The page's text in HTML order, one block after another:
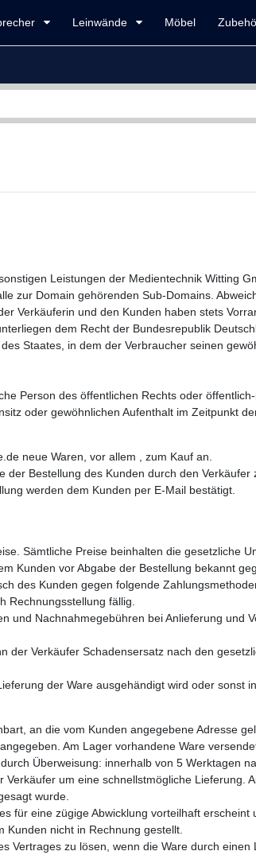
Leinwände Möbel
Leistungen der Medientechnik Witting
zur Domain gehörenden Sub-Domains.
Verkäuferin und den Kunden haben stets
dem Recht der Bundesrepublik
Staates, in dem der Verbraucher seinen
Person des öffentlichen Rechts oder
oder gewöhnlichen Aufenthalt im Zeitpunkt
neue Waren, vor allem , zum Kauf an.
Bestellung des Kunden durch den
werden dem Kunden per E-Mail bestätigt.
Sämtliche Preise beinhalten die gesetzliche
Kunden vor Abgabe der Bestellung bekannt
des Kunden gegen folgende
Rechnungsstellung fällig.
und Nachnahmegebühren bei Anlieferung und
Verkäufer Schadensersatz nach den
der Ware ausgehändigt wird oder sonst
an die vom Kunden angegebene Adresse
Am Lager vorhandene Ware
Überweisung: innerhalb von 5 Werktagen
um eine schnellstmögliche Lieferung.
wurde.
für eine zügige Abwicklung vorteilhaft
nicht in Rechnung gestellt.
Vertrages zu lösen, wenn die Ware durch